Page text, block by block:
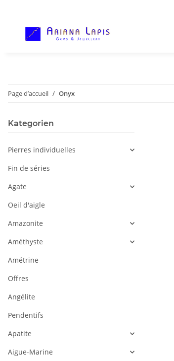
Page d’accueil Onyx
Kategorien
Pierres individuelles
Fin de séries
Agate
Oeil d'aigle
Amazonite
Améthyste
Amétrine
Offres
Angélite
Pendentifs
Apatite
Aigue-Marine